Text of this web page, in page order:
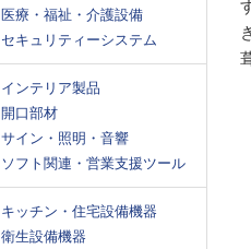
医療・福祉・介護設備
セキュリティーシステム
インテリア製品
開口部材
サイン・照明・音響
ソフト関連・営業支援ツール
キッチン・住宅設備機器
衛生設備機器